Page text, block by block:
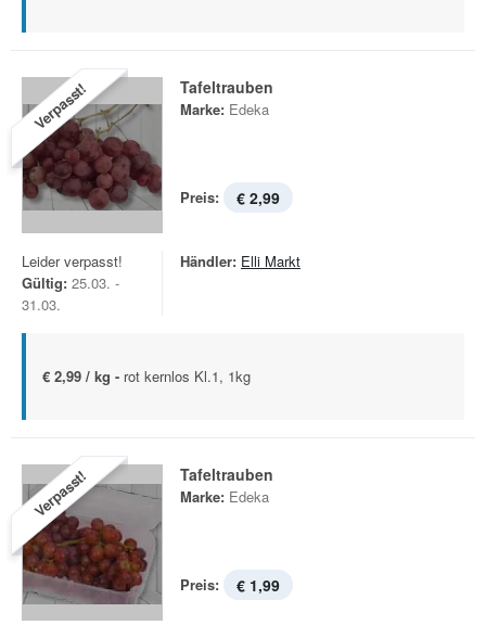
Verpasst! Tafeltrauben
Marke: Edeka
Preis: € 2,99
Leider verpasst!
Gültig: 25.03. -
31.03.
Händler: Elli Markt
€ 2,99 / kg - rot kernlos Kl.1, 1kg
Verpasst! Tafeltrauben
Marke: Edeka
Preis: € 1,99